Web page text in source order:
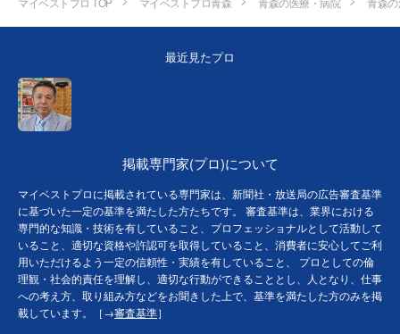
最近見たプロ
掲載専門家(プロ)について
マイベストプロに掲載されている専門家は、新聞社・放送局の広告審査基準
に基づいた一定の基準を満たした方たちです。 審査基準は、業界における
専門的な知識・技術を有していること、プロフェッショナルとして活動して
いること、適切な資格や許認可を取得していること、消費者に安心してご利
用いただけるよう一定の信頼性・実績を有していること、 プロとしての倫
理観・社会的責任を理解し、適切な行動ができることとし、人となり、仕事
への考え方、取り組み方などをお聞きした上で、基準を満たした方のみを掲
載しています。［→審査基準］